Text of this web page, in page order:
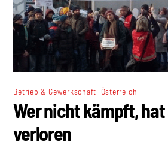
Betrieb & Gewerkschaft Österreich
Wer nicht kämpft,
verloren